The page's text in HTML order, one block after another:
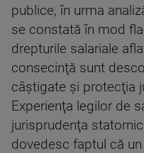
publice, în urma
se constată în mod
drepturile salariale
consecinţă sunt
câştigate şi protecţia
Experienţa legilor de
jurisprudenţa
dovedesc faptul că